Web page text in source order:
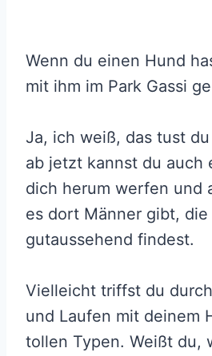
Wenn du einen Hund
mit ihm im Park Gassi
Ja, ich weiß, das tust
ab jetzt kannst du auch
dich herum werfen und
es dort Männer gibt, die
gutaussehend findest.
Vielleicht triffst du
und Laufen mit deinem
tollen Typen. Weißt du,